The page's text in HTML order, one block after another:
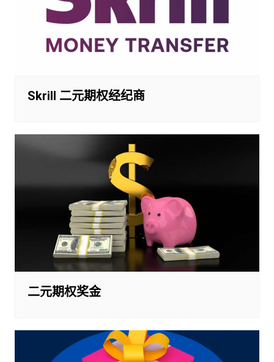
Skrill 二元期权经纪商
二元期权奖金